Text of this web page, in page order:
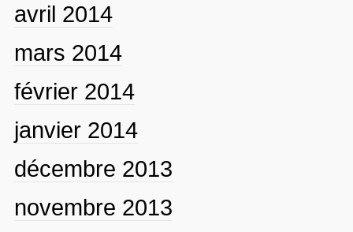
avril 2014
mars 2014
février 2014
janvier 2014
décembre 2013
novembre 2013